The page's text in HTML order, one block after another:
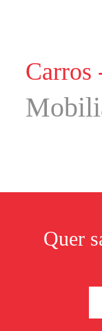
Carros
Quer